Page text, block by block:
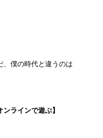
、僕の時代と違うのは
ンラインで遊ぶ】